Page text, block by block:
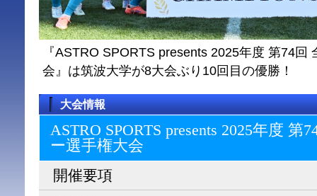
『ASTRO SPORTS presents 2025年度 第74回
会』は筑波大学が8大会ぶり10回目の優勝！
大会情報
ASTRO SPORTS presents 2025年度
ー選⼿権⼤会
開催要項